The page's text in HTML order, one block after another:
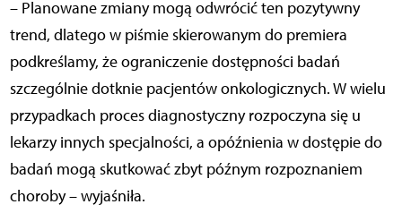
– Planowane zmiany mogą odwrócić ten pozytywny
trend, dlatego w piśmie skierowanym do premiera
podkreślamy, że ograniczenie dostępności badań
szczególnie dotknie pacjentów onkologicznych. W wielu
przypadkach proces diagnostyczny rozpoczyna się u
lekarzy innych specjalności, a opóźnienia w dostępie do
badań mogą skutkować zbyt późnym rozpoznaniem
choroby – wyjaśniła.